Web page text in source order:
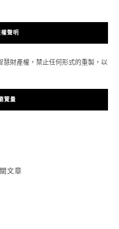
聲明
財產權，禁止任何形式的重製，以
覽量
文章